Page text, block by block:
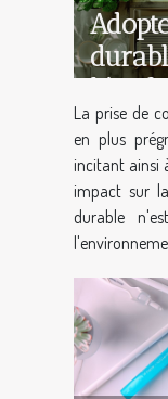
La prise de
en plus
incitant ainsi
impact sur
durable